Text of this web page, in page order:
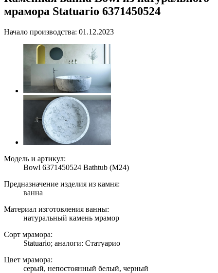
мрамора Statuario 6371450524
Начало производства: 01.12.2023
Модель и артикул:
Bowl 6371450524 Bathtub (M24)
Предназначение изделия из камня:
ванна
Материал изготовления ванны:
натуральный камень мрамор
Сорт мрамора:
Statuario; аналоги: Статуарио
Цвет мрамора:
серый, непостоянный белый, черный